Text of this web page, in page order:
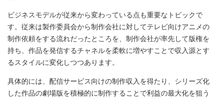
ビジネスモデルが従来から変わっている点も重要なトピックで
す。従来は製作委員会から制作会社に対してテレビ向けアニメの
制作依頼をする流れだったところを、制作会社が率先して版権を
持ち、作品を発信するチャネルを柔軟に増やすことで収入源とす
るスタイルに変化しつつあります。
具体的には、配信サービス向けの制作収入を得たり、シリーズ化
した作品の劇場版を積極的に制作することで利益の最大化を狙う